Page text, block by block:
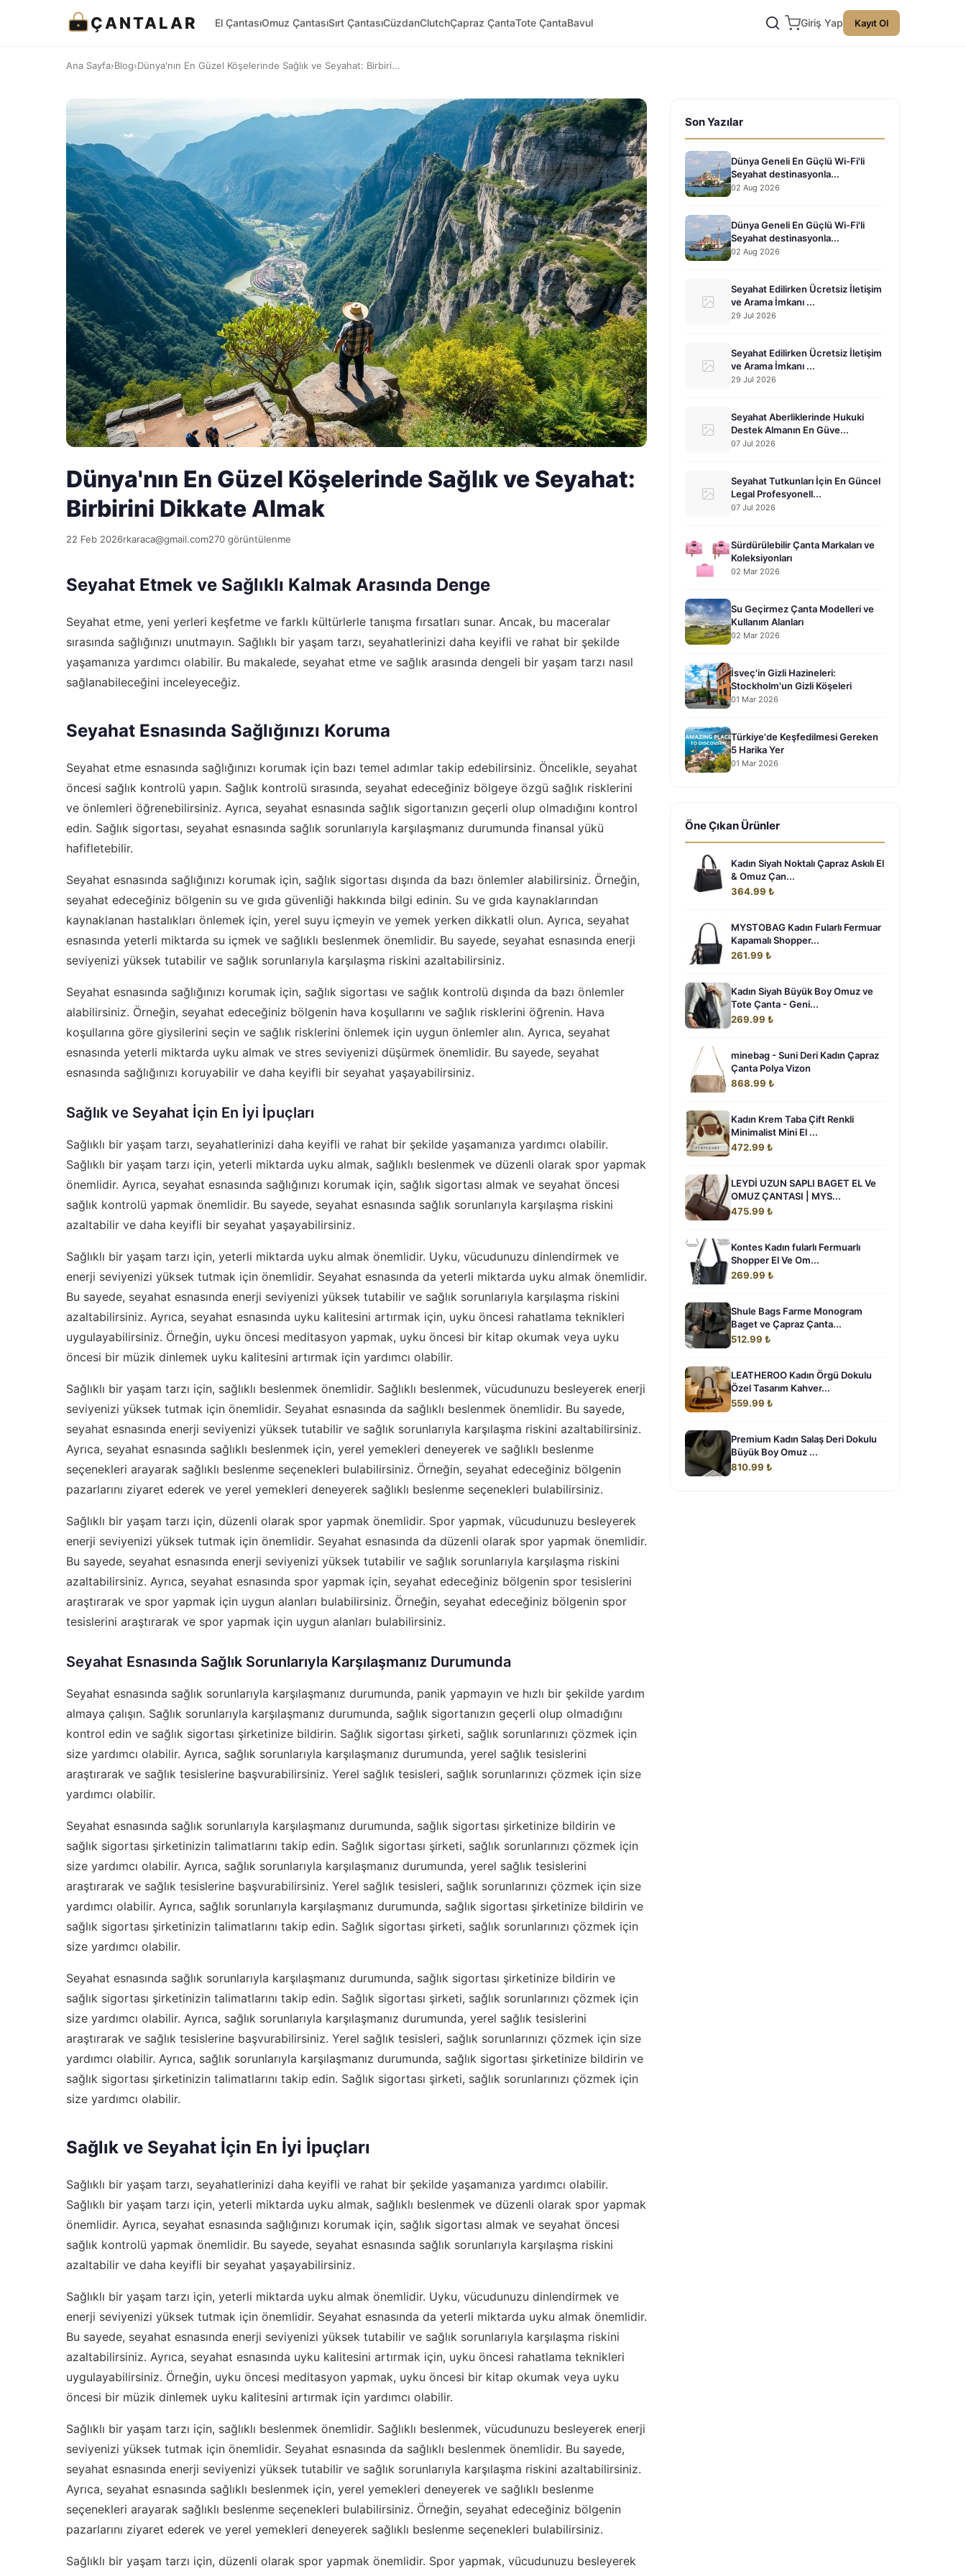
ÇANTALAR El ÇantasıOmuz ÇantasıSırt ÇantasıCüzdanClutchÇapraz ÇantaTote ÇantaBavul Giriş Yap Kayıt Ol
Ana Sayfa›Blog›Dünya'nın En Güzel Köşelerinde Sağlık ve Seyahat: Birbiri...
Dünya'nın En Güzel Köşelerinde Sağlık ve Seyahat:
Birbirini Dikkate Almak
22 Feb 2026rkaraca@gmail.com270 görüntülenme
Seyahat Etmek ve Sağlıklı Kalmak Arasında Denge
Seyahat etme, yeni yerleri keşfetme ve farklı kültürlerle tanışma fırsatları sunar. Ancak, bu maceralar
sırasında sağlığınızı unutmayın. Sağlıklı bir yaşam tarzı, seyahatlerinizi daha keyifli ve rahat bir şekilde
yaşamanıza yardımcı olabilir. Bu makalede, seyahat etme ve sağlık arasında dengeli bir yaşam tarzı nasıl
sağlanabileceğini inceleyeceğiz.
Seyahat Esnasında Sağlığınızı Koruma
Seyahat etme esnasında sağlığınızı korumak için bazı temel adımlar takip edebilirsiniz. Öncelikle, seyahat
öncesi sağlık kontrolü yapın. Sağlık kontrolü sırasında, seyahat edeceğiniz bölgeye özgü sağlık risklerini
ve önlemleri öğrenebilirsiniz. Ayrıca, seyahat esnasında sağlık sigortanızın geçerli olup olmadığını kontrol
edin. Sağlık sigortası, seyahat esnasında sağlık sorunlarıyla karşılaşmanız durumunda finansal yükü
hafifletebilir.
Seyahat esnasında sağlığınızı korumak için, sağlık sigortası dışında da bazı önlemler alabilirsiniz. Örneğin,
seyahat edeceğiniz bölgenin su ve gıda güvenliği hakkında bilgi edinin. Su ve gıda kaynaklarından
kaynaklanan hastalıkları önlemek için, yerel suyu içmeyin ve yemek yerken dikkatli olun. Ayrıca, seyahat
esnasında yeterli miktarda su içmek ve sağlıklı beslenmek önemlidir. Bu sayede, seyahat esnasında enerji
seviyenizi yüksek tutabilir ve sağlık sorunlarıyla karşılaşma riskini azaltabilirsiniz.
Seyahat esnasında sağlığınızı korumak için, sağlık sigortası ve sağlık kontrolü dışında da bazı önlemler
alabilirsiniz. Örneğin, seyahat edeceğiniz bölgenin hava koşullarını ve sağlık risklerini öğrenin. Hava
koşullarına göre giysilerini seçin ve sağlık risklerini önlemek için uygun önlemler alın. Ayrıca, seyahat
esnasında yeterli miktarda uyku almak ve stres seviyenizi düşürmek önemlidir. Bu sayede, seyahat
esnasında sağlığınızı koruyabilir ve daha keyifli bir seyahat yaşayabilirsiniz.
Sağlık ve Seyahat İçin En İyi İpuçları
Sağlıklı bir yaşam tarzı, seyahatlerinizi daha keyifli ve rahat bir şekilde yaşamanıza yardımcı olabilir.
Sağlıklı bir yaşam tarzı için, yeterli miktarda uyku almak, sağlıklı beslenmek ve düzenli olarak spor yapmak
önemlidir. Ayrıca, seyahat esnasında sağlığınızı korumak için, sağlık sigortası almak ve seyahat öncesi
sağlık kontrolü yapmak önemlidir. Bu sayede, seyahat esnasında sağlık sorunlarıyla karşılaşma riskini
azaltabilir ve daha keyifli bir seyahat yaşayabilirsiniz.
Sağlıklı bir yaşam tarzı için, yeterli miktarda uyku almak önemlidir. Uyku, vücudunuzu dinlendirmek ve
enerji seviyenizi yüksek tutmak için önemlidir. Seyahat esnasında da yeterli miktarda uyku almak önemlidir.
Bu sayede, seyahat esnasında enerji seviyenizi yüksek tutabilir ve sağlık sorunlarıyla karşılaşma riskini
azaltabilirsiniz. Ayrıca, seyahat esnasında uyku kalitesini artırmak için, uyku öncesi rahatlama teknikleri
uygulayabilirsiniz. Örneğin, uyku öncesi meditasyon yapmak, uyku öncesi bir kitap okumak veya uyku
öncesi bir müzik dinlemek uyku kalitesini artırmak için yardımcı olabilir.
Sağlıklı bir yaşam tarzı için, sağlıklı beslenmek önemlidir. Sağlıklı beslenmek, vücudunuzu besleyerek enerji
seviyenizi yüksek tutmak için önemlidir. Seyahat esnasında da sağlıklı beslenmek önemlidir. Bu sayede,
seyahat esnasında enerji seviyenizi yüksek tutabilir ve sağlık sorunlarıyla karşılaşma riskini azaltabilirsiniz.
Ayrıca, seyahat esnasında sağlıklı beslenmek için, yerel yemekleri deneyerek ve sağlıklı beslenme
seçenekleri arayarak sağlıklı beslenme seçenekleri bulabilirsiniz. Örneğin, seyahat edeceğiniz bölgenin
pazarlarını ziyaret ederek ve yerel yemekleri deneyerek sağlıklı beslenme seçenekleri bulabilirsiniz.
Sağlıklı bir yaşam tarzı için, düzenli olarak spor yapmak önemlidir. Spor yapmak, vücudunuzu besleyerek
enerji seviyenizi yüksek tutmak için önemlidir. Seyahat esnasında da düzenli olarak spor yapmak önemlidir.
Bu sayede, seyahat esnasında enerji seviyenizi yüksek tutabilir ve sağlık sorunlarıyla karşılaşma riskini
azaltabilirsiniz. Ayrıca, seyahat esnasında spor yapmak için, seyahat edeceğiniz bölgenin spor tesislerini
araştırarak ve spor yapmak için uygun alanları bulabilirsiniz. Örneğin, seyahat edeceğiniz bölgenin spor
tesislerini araştırarak ve spor yapmak için uygun alanları bulabilirsiniz.
Seyahat Esnasında Sağlık Sorunlarıyla Karşılaşmanız Durumunda
Seyahat esnasında sağlık sorunlarıyla karşılaşmanız durumunda, panik yapmayın ve hızlı bir şekilde yardım
almaya çalışın. Sağlık sorunlarıyla karşılaşmanız durumunda, sağlık sigortanızın geçerli olup olmadığını
kontrol edin ve sağlık sigortası şirketinize bildirin. Sağlık sigortası şirketi, sağlık sorunlarınızı çözmek için
size yardımcı olabilir. Ayrıca, sağlık sorunlarıyla karşılaşmanız durumunda, yerel sağlık tesislerini
araştırarak ve sağlık tesislerine başvurabilirsiniz. Yerel sağlık tesisleri, sağlık sorunlarınızı çözmek için size
yardımcı olabilir.
Seyahat esnasında sağlık sorunlarıyla karşılaşmanız durumunda, sağlık sigortası şirketinize bildirin ve
sağlık sigortası şirketinizin talimatlarını takip edin. Sağlık sigortası şirketi, sağlık sorunlarınızı çözmek için
size yardımcı olabilir. Ayrıca, sağlık sorunlarıyla karşılaşmanız durumunda, yerel sağlık tesislerini
araştırarak ve sağlık tesislerine başvurabilirsiniz. Yerel sağlık tesisleri, sağlık sorunlarınızı çözmek için size
yardımcı olabilir. Ayrıca, sağlık sorunlarıyla karşılaşmanız durumunda, sağlık sigortası şirketinize bildirin ve
sağlık sigortası şirketinizin talimatlarını takip edin. Sağlık sigortası şirketi, sağlık sorunlarınızı çözmek için
size yardımcı olabilir.
Seyahat esnasında sağlık sorunlarıyla karşılaşmanız durumunda, sağlık sigortası şirketinize bildirin ve
sağlık sigortası şirketinizin talimatlarını takip edin. Sağlık sigortası şirketi, sağlık sorunlarınızı çözmek için
size yardımcı olabilir. Ayrıca, sağlık sorunlarıyla karşılaşmanız durumunda, yerel sağlık tesislerini
araştırarak ve sağlık tesislerine başvurabilirsiniz. Yerel sağlık tesisleri, sağlık sorunlarınızı çözmek için size
yardımcı olabilir. Ayrıca, sağlık sorunlarıyla karşılaşmanız durumunda, sağlık sigortası şirketinize bildirin ve
sağlık sigortası şirketinizin talimatlarını takip edin. Sağlık sigortası şirketi, sağlık sorunlarınızı çözmek için
size yardımcı olabilir.
Sağlık ve Seyahat İçin En İyi İpuçları
Sağlıklı bir yaşam tarzı, seyahatlerinizi daha keyifli ve rahat bir şekilde yaşamanıza yardımcı olabilir.
Sağlıklı bir yaşam tarzı için, yeterli miktarda uyku almak, sağlıklı beslenmek ve düzenli olarak spor yapmak
önemlidir. Ayrıca, seyahat esnasında sağlığınızı korumak için, sağlık sigortası almak ve seyahat öncesi
sağlık kontrolü yapmak önemlidir. Bu sayede, seyahat esnasında sağlık sorunlarıyla karşılaşma riskini
azaltabilir ve daha keyifli bir seyahat yaşayabilirsiniz.
Sağlıklı bir yaşam tarzı için, yeterli miktarda uyku almak önemlidir. Uyku, vücudunuzu dinlendirmek ve
enerji seviyenizi yüksek tutmak için önemlidir. Seyahat esnasında da yeterli miktarda uyku almak önemlidir.
Bu sayede, seyahat esnasında enerji seviyenizi yüksek tutabilir ve sağlık sorunlarıyla karşılaşma riskini
azaltabilirsiniz. Ayrıca, seyahat esnasında uyku kalitesini artırmak için, uyku öncesi rahatlama teknikleri
uygulayabilirsiniz. Örneğin, uyku öncesi meditasyon yapmak, uyku öncesi bir kitap okumak veya uyku
öncesi bir müzik dinlemek uyku kalitesini artırmak için yardımcı olabilir.
Sağlıklı bir yaşam tarzı için, sağlıklı beslenmek önemlidir. Sağlıklı beslenmek, vücudunuzu besleyerek enerji
seviyenizi yüksek tutmak için önemlidir. Seyahat esnasında da sağlıklı beslenmek önemlidir. Bu sayede,
seyahat esnasında enerji seviyenizi yüksek tutabilir ve sağlık sorunlarıyla karşılaşma riskini azaltabilirsiniz.
Ayrıca, seyahat esnasında sağlıklı beslenmek için, yerel yemekleri deneyerek ve sağlıklı beslenme
seçenekleri arayarak sağlıklı beslenme seçenekleri bulabilirsiniz. Örneğin, seyahat edeceğiniz bölgenin
pazarlarını ziyaret ederek ve yerel yemekleri deneyerek sağlıklı beslenme seçenekleri bulabilirsiniz.
Sağlıklı bir yaşam tarzı için, düzenli olarak spor yapmak önemlidir. Spor yapmak, vücudunuzu besleyerek
Son Yazılar
Dünya Geneli En Güçlü Wi-Fi'li
Seyahat destinasyonla...
02 Aug 2026
Dünya Geneli En Güçlü Wi-Fi'li
Seyahat destinasyonla...
02 Aug 2026
Seyahat Edilirken Ücretsiz İletişim
ve Arama İmkanı ...
29 Jul 2026
Seyahat Edilirken Ücretsiz İletişim
ve Arama İmkanı ...
29 Jul 2026
Seyahat Aberliklerinde Hukuki
Destek Almanın En Güve...
07 Jul 2026
Seyahat Tutkunları İçin En Güncel
Legal Profesyonell...
07 Jul 2026
Sürdürülebilir Çanta Markaları ve
Koleksiyonları
02 Mar 2026
Su Geçirmez Çanta Modelleri ve
Kullanım Alanları
02 Mar 2026
İsveç'in Gizli Hazineleri:
Stockholm'un Gizli Köşeleri
01 Mar 2026
Türkiye'de Keşfedilmesi Gereken
5 Harika Yer
01 Mar 2026
Öne Çıkan Ürünler
Kadın Siyah Noktalı Çapraz Askılı El
& Omuz Çan...
364.99 ₺
MYSTOBAG Kadın Fularlı Fermuar
Kapamalı Shopper...
261.99 ₺
Kadın Siyah Büyük Boy Omuz ve
Tote Çanta - Geni...
269.99 ₺
minebag - Suni Deri Kadın Çapraz
Çanta Polya Vizon
868.99 ₺
Kadın Krem Taba Çift Renkli
Minimalist Mini El ...
472.99 ₺
LEYDİ UZUN SAPLI BAGET EL Ve
OMUZ ÇANTASI | MYS...
475.99 ₺
Kontes Kadın fularlı Fermuarlı
Shopper El Ve Om...
269.99 ₺
Shule Bags Farme Monogram
Baget ve Çapraz Çanta...
512.99 ₺
LEATHEROO Kadın Örgü Dokulu
Özel Tasarım Kahver...
559.99 ₺
Premium Kadın Salaş Deri Dokulu
Büyük Boy Omuz ...
810.99 ₺